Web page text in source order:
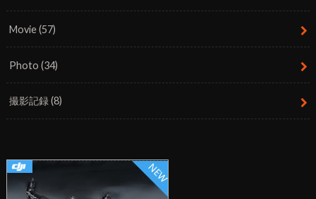
Movie(57)
Photo(34)
撮影記録(8)